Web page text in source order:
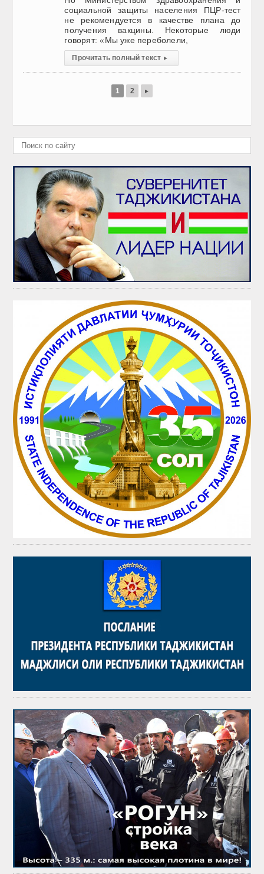
социальной защиты населения ПЦР-тест
не рекомендуется в качестве плана до
получения вакцины. Некоторые люди
говорят: «Мы уже переболели,
Прочитать полный текст ▸
1 2 ▸